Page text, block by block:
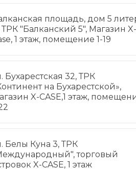
площадь, дом 5
ТРК "Балканский 5", Магазин X-
1 этаж, помещение 1-19
Бухарестская 32, ТРК
на Бухарестской»,
X-CASE,1 этаж,
Белы Куна 3, ТРК
торговый
X-CASE, 1 этаж